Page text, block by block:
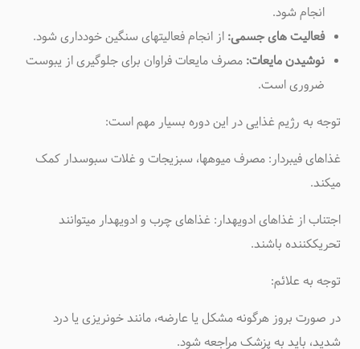
انجام شود.
فعالیت های جسمی: از انجام فعالیتهای سنگین خودداری شود.
نوشیدن مایعات: مصرف مایعات فراوان برای جلوگیری از یبوست
ضروری است.
توجه به رژیم غذایی در این دوره بسیار مهم است:
غذاهای فیبردار: مصرف میوهها، سبزیجات و غلات سبوسدار کمک
میکند.
اجتناب از غذاهای ادویهدار: غذاهای چرب و ادویهدار میتوانند
تحریککننده باشند.
توجه به علائم:
در صورت بروز هرگونه مشکل یا عارضه، مانند خونریزی یا درد
شدید، باید به پزشک مراجعه شود.